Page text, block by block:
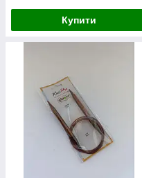
Купити